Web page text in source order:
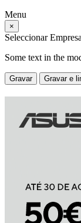
Menu
×
Seleccionar Empresa
Some text in the
Gravar Gravar e